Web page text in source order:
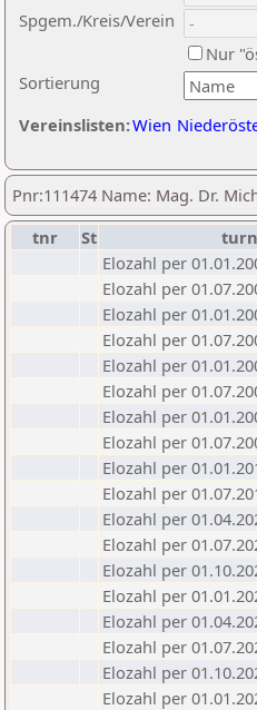
Sortierung
Spgem./Kreis/Verein
Nur
Vereinslisten:Wien
Pnr:111474 Name: Mag. Dr.
tnr
St
Elozahl per
Elozahl per
Elozahl per
Elozahl per
Elozahl per
Elozahl per
Elozahl per
Elozahl per
Elozahl per
Elozahl per
Elozahl per
Elozahl per
Elozahl per
Elozahl per
Elozahl per
Elozahl per
Elozahl per
Elozahl per